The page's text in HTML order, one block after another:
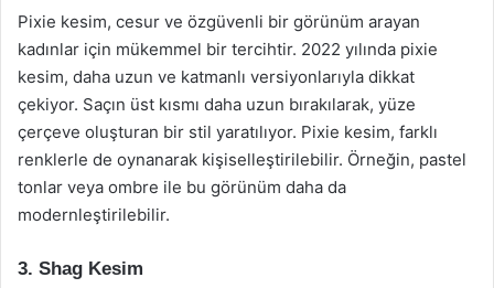
Pixie kesim, cesur ve özgüvenli bir görünüm arayan
kadınlar için mükemmel bir tercihtir. 2022 yılında pixie
kesim, daha uzun ve katmanlı versiyonlarıyla dikkat
çekiyor. Saçın üst kısmı daha uzun bırakılarak, yüze
çerçeve oluşturan bir stil yaratılıyor. Pixie kesim, farklı
renklerle de oynanarak kişiselleştirilebilir. Örneğin, pastel
tonlar veya ombre ile bu görünüm daha da
modernleştirilebilir.
3. Shag Kesim